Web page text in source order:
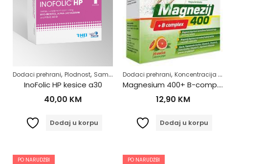
Dodaci prehrani, Plodnost, Samoliječenje ,Zdrav život,Žensko zdravlje
InoFolic HP kesice a30
40,00 KM
Dodaj u korpu
Dodaci prehrani, Koncentracija i pamćenje
Magnesium 400+ B-comp. a20
12,90 KM
Dodaj u korpu
PO NARUDŽBI PO NARUDŽBI